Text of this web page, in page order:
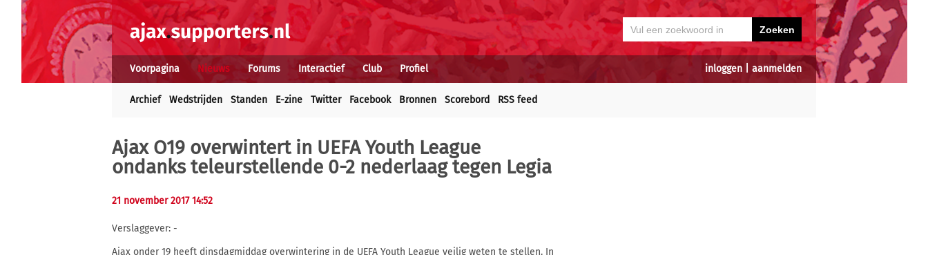
inloggen aanmelden
Voorpagina Nieuws Forums Interactief Club Profiel
Archief Wedstrijden Standen E-zine Twitter Facebook Bronnen Scorebord RSS feed
Ajax O19 overwintert in UEFA Youth League
ondanks teleurstellende 0-2 nederlaag tegen Legia
21 november 2017 14:52
Verslaggever: -
Ajax onder 19 heeft dinsdagmiddag overwintering in de UEFA Youth League veilig weten te stellen. In